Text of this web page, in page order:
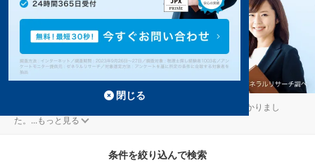
高松の木太町駅の会社設立対策を扱う税理士事務所が1件見つかりまし
た。 ...もっと見る
条件を絞り込んで検索
閉じる